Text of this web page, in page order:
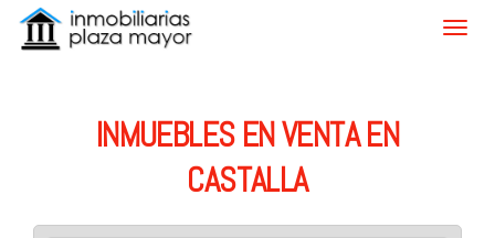
INMUEBLES EN VENTA EN
CASTALLA